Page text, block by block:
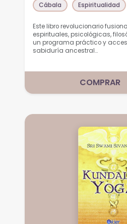
Cábala Espiritualidad
Este libro revolucionario
espirituales, psicológicas,
un programa práctico y
sabiduría ancestral…
COMPRAR